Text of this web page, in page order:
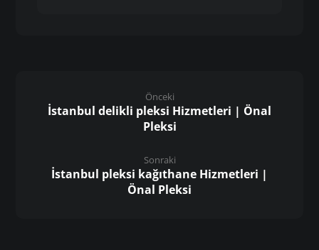
Önceki
İstanbul delikli pleksi Hizmetleri | Önal
Pleksi
Sonraki
İstanbul pleksi kağıthane Hizmetleri |
Önal Pleksi